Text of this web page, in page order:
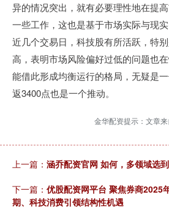
异的情况突出，就有必要理性地在提
一些工作，这也是基于市场实际与现
近几个交易日，科技股有所活跃，特
高，表明市场风险偏好过低的问题也
能借此形成均衡运行的格局，无疑是
返3400点也是一个推动。
金华配资提示：文章来
上一篇： 涵乔配资官网 如何，多领域选
下一篇： 优股配资网平台 聚焦券商2025
期、科技消费引领结构性机遇